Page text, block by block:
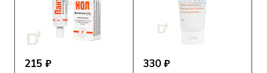
215 ₽ 330 ₽